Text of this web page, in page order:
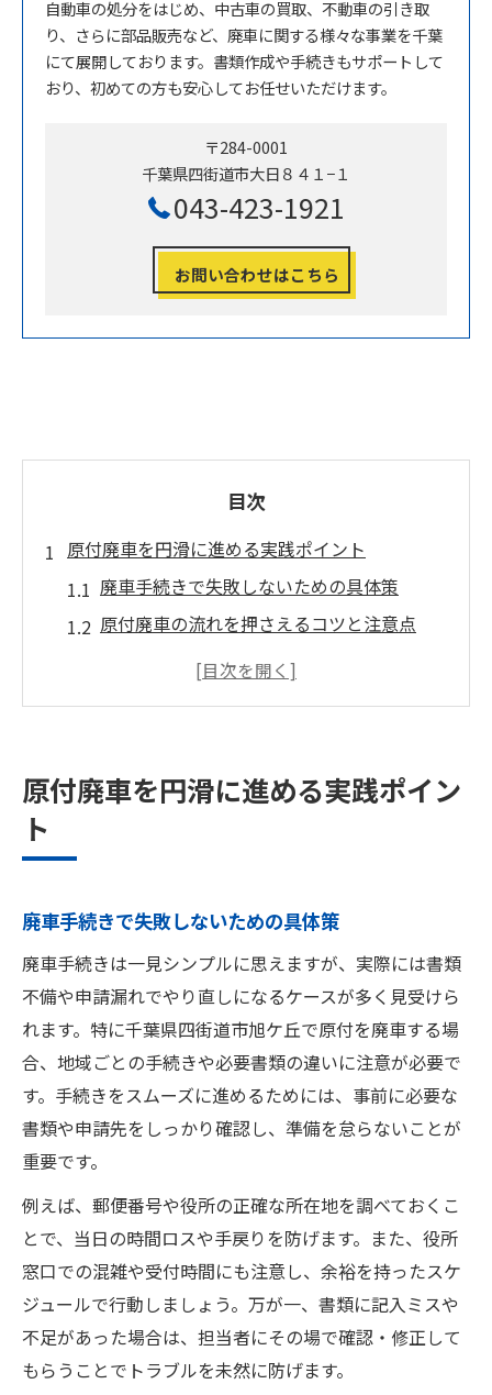
自動車の処分をはじめ、中古車の買取、不動車の引き取
り、さらに部品販売など、廃車に関する様々な事業を千葉
にて展開しております。書類作成や手続きもサポートして
おり、初めての方も安心してお任せいただけます。
〒284-0001
千葉県四街道市大日８４１−１
043-423-1921
お問い合わせはこちら
目次
原付廃車を円滑に進める実践ポイント
廃車手続きで失敗しないための具体策
原付廃車の流れを押さえるコツと注意点
廃車準備のポイントと実体験からのアドバ
手続き初心者が知るべき廃車の流れ
説
必要なもの一覧で廃車をスムーズに進行
廃車の流れを理解してトラブルを回避する
方法
役所での原付廃車申請ポイントを押さえる
千葉県四街道市旭ケ丘で廃車を安心完了
廃車手続きを旭ケ丘で確実に終える秘訣
旭ケ丘で原付廃車する際の注意すべき点
廃車証明書の受け取りまでの具体的な流れ
原付廃車で地域情報を活用するポイント
準備物や証明書を揃えてスムーズ廃車
原付廃車に必要な書類と準備物のまとめ
原付廃車を円滑に進める実践ポイン
ト
廃車手続きで失敗しないための具体策
廃車手続きは一見シンプルに思えますが、実際には書類
不備や申請漏れでやり直しになるケースが多く見受けら
れます。特に千葉県四街道市旭ケ丘で原付を廃車する場
合、地域ごとの手続きや必要書類の違いに注意が必要で
す。手続きをスムーズに進めるためには、事前に必要な
書類や申請先をしっかり確認し、準備を怠らないことが
重要です。
例えば、郵便番号や役所の正確な所在地を調べておくこ
とで、当日の時間ロスや手戻りを防げます。また、役所
窓口での混雑や受付時間にも注意し、余裕を持ったスケ
ジュールで行動しましょう。万が一、書類に記入ミスや
不足があった場合は、担当者にその場で確認・修正して
もらうことでトラブルを未然に防げます。